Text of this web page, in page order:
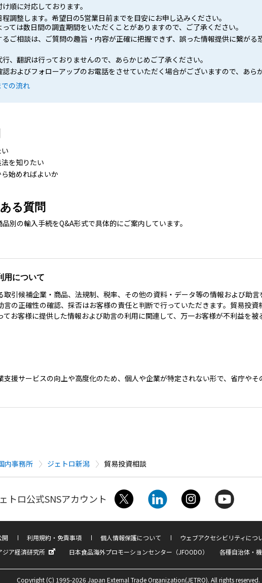
順に対応しております。
調整します。 希望日の5営業日前までを目安にお申し込みください。
っては数日間の調査期間をいただくことがありますので、ご了承ください。
ご相談は、ご質問の趣旨・内容が正確に把握できず、誤った情報提供に繋が
、翻訳は行っておりませんので、あらかじめご了承ください。
およびフォローアップのお電話をさせていただく場合がございますので、あら
の流れ
を知りたい
始めればよいか
る質問
別の輸入手続をQ&A形式で具体的にご案内しています。
用について
引候補企業・商品、法規制、税率、その他の資料・データ等の情報および助
言の正確性の確認、採否はお客様の責任と判断で行っていただきます。貿易投
お客様に提供した情報および助言の利用に関連して、万一お客様が不利益を
支援サービスの向上や高度化のため、個人や企業が特定されない形で、省庁や
内事務所 ジェトロ新潟 貿易投資相談
トロ公式SNSアカウント
開 利用規約・免責事項 個人情報保護について ウェブアクセシビリティにつ
ジア経済研究所
日本食品海外プロモーションセンター（JFOODO） 各種自治体・
Copyright (C) 1995-2026 Japan External Trade Organization(JETRO). All rights reserved.